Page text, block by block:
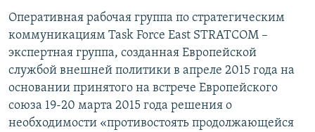
Оперативная рабочая группа по стратегическим
коммуникациям Task Force East STRATCOM –
экспертная группа, созданная Европейской
службой внешней политики в апреле 2015 года на
основании принятого на встрече Европейского
союза 19-20 марта 2015 года решения о
необходимости «противостоять продолжающейся